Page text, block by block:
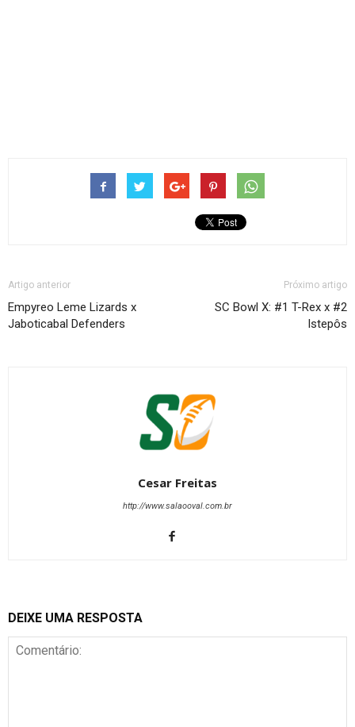
Artigo anterior
Empyreo Leme Lizards x
Jaboticabal Defenders
Próximo artigo
SC Bowl X: #1 T-Rex x #2
Istepôs
Cesar Freitas
http://www.salaooval.com.br
DEIXE UMA RESPOSTA